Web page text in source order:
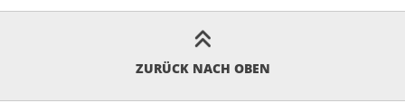
ZURÜCK NACH OBEN